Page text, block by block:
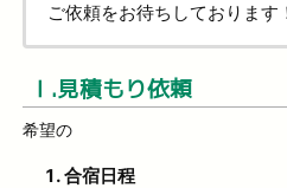
ご依頼をお待ちしております
Ⅰ.見積もり依頼
希望の
合宿日程